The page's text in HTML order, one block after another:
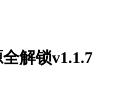
解锁v1.1.7